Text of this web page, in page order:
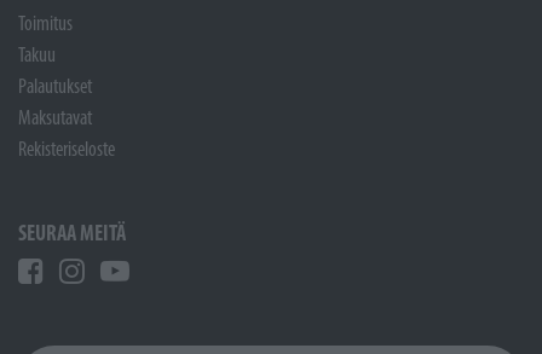
Toimitus
Takuu
Palautukset
Maksutavat
Rekisteriseloste
SEURAA MEITÄ